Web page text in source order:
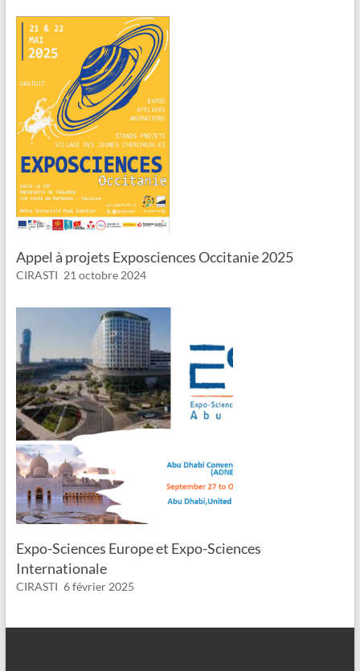
Appel à projets Exposciences Occitanie 2025
CIRASTI 21 octobre 2024
Expo-Sciences Europe et Expo-Sciences
Internationale
CIRASTI 6 février 2025